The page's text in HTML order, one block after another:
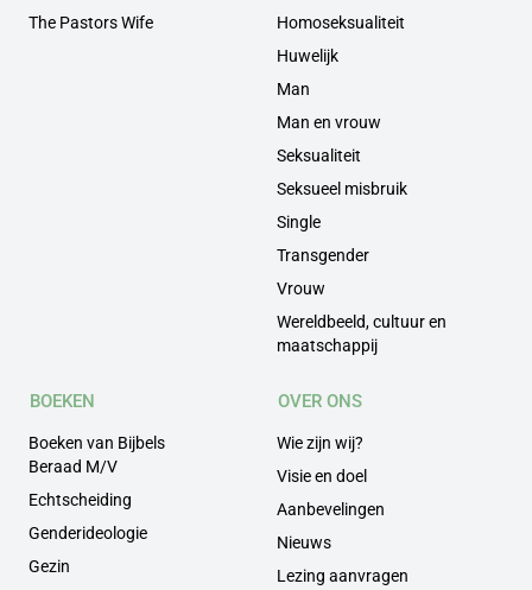
The Pastors Wife
Homoseksualiteit
Huwelijk
Man
Man en vrouw
Seksualiteit
Seksueel misbruik
Single
Transgender
Vrouw
Wereldbeeld, cultuur en
maatschappij
BOEKEN
Boeken van Bijbels
Beraad M/V
Echtscheiding
Genderideologie
Gezin
OVER ONS
Wie zijn wij?
Visie en doel
Aanbevelingen
Nieuws
Lezing aanvragen